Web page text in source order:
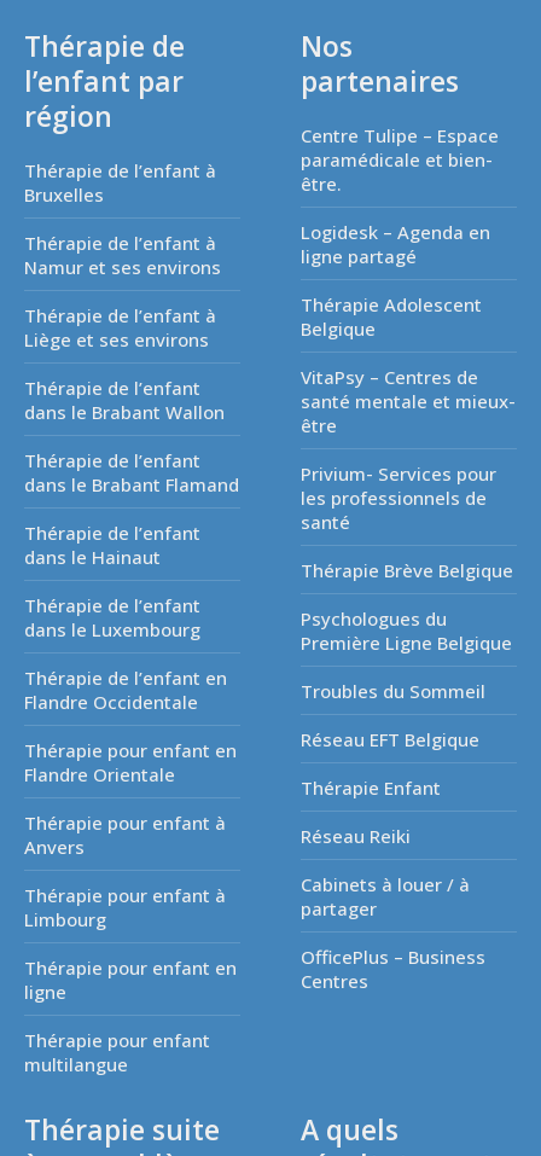
Thérapie de
l’enfant par
région
Thérapie de l’enfant à
Bruxelles
Thérapie de l’enfant à
Namur et ses environs
Thérapie de l’enfant à
Liège et ses environs
Thérapie de l’enfant
dans le Brabant Wallon
Thérapie de l’enfant
dans le Brabant Flamand
Thérapie de l’enfant
dans le Hainaut
Thérapie de l’enfant
dans le Luxembourg
Thérapie de l’enfant en
Flandre Occidentale
Thérapie pour enfant en
Flandre Orientale
Thérapie pour enfant à
Anvers
Thérapie pour enfant à
Limbourg
Thérapie pour enfant en
ligne
Thérapie pour enfant
multilangue
Nos
partenaires
Centre Tulipe – Espace
paramédicale et bien-
être.
Logidesk – Agenda en
ligne partagé
Thérapie Adolescent
Belgique
VitaPsy – Centres de
santé mentale et mieux-
être
Privium- Services pour
les professionnels de
santé
Thérapie Brève Belgique
Psychologues du
Première Ligne Belgique
Troubles du Sommeil
Réseau EFT Belgique
Thérapie Enfant
Réseau Reiki
Cabinets à louer / à
partager
OfficePlus – Business
Centres
Thérapie suite
A quels